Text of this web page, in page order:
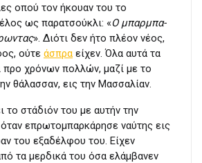
οπού τον ήκουαν του το
ως παρατσούκλι: «Ο μπαρμπα-
». Διότι δεν ήτο πλέον νέος,
ούτε άσπρα είχεν. Όλα αυτά τα
προ χρόνων πολλών, μαζί με το
θάλασσαν, εις την Μασσαλίαν.
το στάδιόν του με αυτήν την
επρωτομπαρκάρησε ναύτης εις
του εξαδέλφου του. Είχεν
τα μερδικά του όσα ελάμβανεν